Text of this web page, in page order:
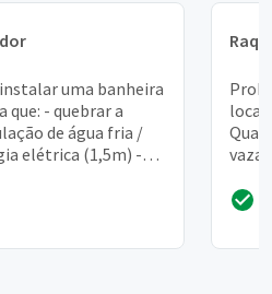
uma banheira
que: - quebrar a
de água fria /
elétrica (1,5m) -